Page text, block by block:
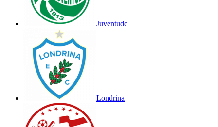
Juventude
Londrina